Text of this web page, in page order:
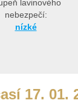
lavinového
nebezpečí:
nízké
17. 01.